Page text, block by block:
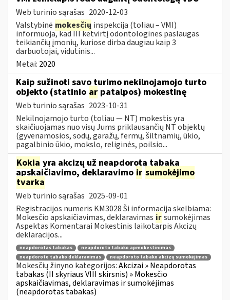
Web turinio sąrašas 2020-12-03
Valstybinė mokesčių inspekcija (toliau – VMI)
informuoja, kad III ketvirtį odontologines paslaugas
teikiančių įmonių, kuriose dirba daugiau kaip 3
darbuotojai, vidutinis...
Metai: 2020
Kaip sužinoti savo turimo nekilnojamojo turto
objekto (statinio ar patalpos) mokestinę
Web turinio sąrašas 2023-10-31
Nekilnojamojo turto (toliau ― NT) mokestis yra
skaičiuojamas nuo visų Jums priklausančių NT objektų
(gyvenamosios, sodų, garažų, fermų, šiltnamių, ūkio,
pagalbinio ūkio, mokslo, religinės, poilsio...
Kokia yra akcizų už neapdorotą tabaką
apskaičiavimo, deklaravimo ir sumokėjimo
tvarka
Web turinio sąrašas 2025-09-01
Registracijos numeris KM3028 Ši informacija skelbiama:
Mokesčio apskaičiavimas, deklaravimas irsumokėjimas
Aspektas Komentarai Mokestinis laikotarpis Akcizų
deklaracijos...
neapdorotas tabakas
neapdoroto tabako apmokestinimas
neapdoroto tabako deklaravimas
neapdoroto tabako akcizų sumokėjimas
Mokesčių žinyno kategorijos:Akcizai » Neapdorotas
tabakas (II skyriaus VIII skirsnis) » Mokesčio
apskaičiavimas, deklaravimas ir sumokėjimas
(neapdorotas tabakas)